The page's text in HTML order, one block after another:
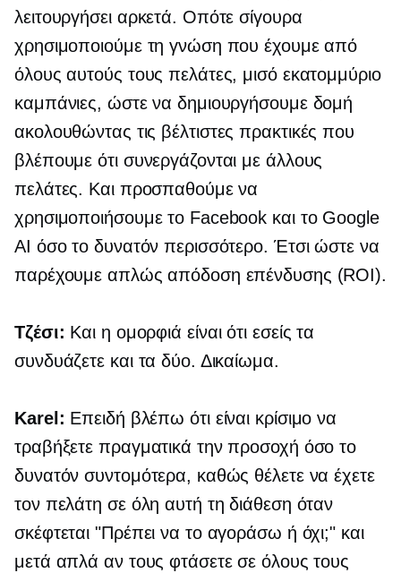
λειτουργήσει αρκετά. Οπότε σίγουρα
χρησιμοποιούμε τη γνώση που έχουμε από
όλους αυτούς τους πελάτες, μισό εκατομμύριο
καμπάνιες, ώστε να δημιουργήσουμε δομή
ακολουθώντας τις βέλτιστες πρακτικές που
βλέπουμε ότι συνεργάζονται με άλλους
πελάτες. Και προσπαθούμε να
χρησιμοποιήσουμε το Facebook και το Google
AI όσο το δυνατόν περισσότερο. Έτσι ώστε να
παρέχουμε απλώς απόδοση επένδυσης (ROI).
Τζέσι: Και η ομορφιά είναι ότι εσείς τα
συνδυάζετε και τα δύο. Δικαίωμα.
Karel: Επειδή βλέπω ότι είναι κρίσιμο να
τραβήξετε πραγματικά την προσοχή όσο το
δυνατόν συντομότερα, καθώς θέλετε να έχετε
τον πελάτη σε όλη αυτή τη διάθεση όταν
σκέφτεται "Πρέπει να το αγοράσω ή όχι;" και
μετά απλά αν τους φτάσετε σε όλους τους